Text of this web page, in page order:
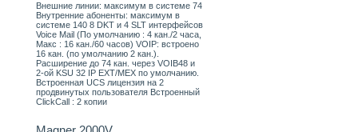
Внешние линии: максимум в системе 74
Внутренние абоненты: максимум в
системе 140 8 DKT и 4 SLT интерфейсов
Voice Mail (По умолчанию : 4 кан./2 часа,
Макс : 16 кан./60 часов) VOIP: встроено
16 кан. (по умолчанию 2 кан.).
Расширение до 74 кан. через VOIB48 и
2-ой KSU 32 IP EXT/MEX по умолчанию.
Встроенная UCS лицензия на 2
продвинутых пользователя Встроенный
ClickCall : 2 копии